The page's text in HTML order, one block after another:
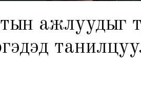
ажлуудыг